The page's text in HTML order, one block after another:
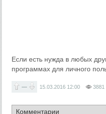
Если есть нужда в любых
программах для личного
— 15.03.2016 12:00 3881